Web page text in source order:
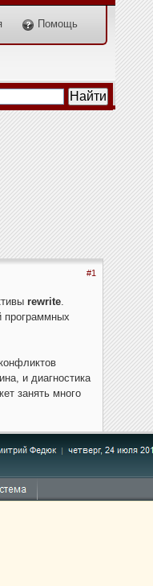
Помощь
#1
rewrite.
программных
и диагностика
занять много